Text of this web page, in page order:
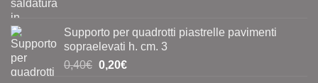
Supporto per quadrotti piastrelle pavimenti
sopraelevati h. cm. 3
0,40€ Il
0,20€Il